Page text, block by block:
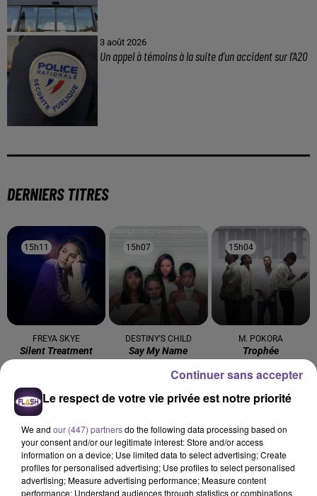
3 août 2026
Un appel à témoins à la suite d’un accident sur l’A20
DERNIERS TITRES
15h11
15h11
FREYA SKYE
Silent Treatment
15h07
15h07
DESTINY'S CHILD
Say My Name
15h04
15h04
M. POKORA
Trophée
SHAKIRA FEAT. BURNA
BOY
DJO
End Of Beginning
14h54
14h54
SLIMANE
Mon Amour
Le respect de votre vie privée est notre priorité
We and our (447) partnersdo the following data processing based on
your consent and/or our legitimate interest: Store and/or access
information on a device; Use limited data to select advertising; Create
profiles for personalised advertising; Use profiles to select personalised
advertising; Measure advertising performance; Measure content
performance; Understand audiences through statistics or combinations
Continuer sans accepter